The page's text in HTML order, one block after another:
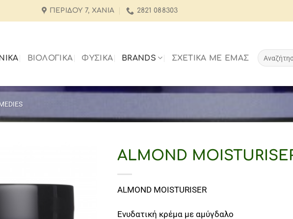
ΠΕΡΊΔΟΥ 7, ΧΑΝΙΆ 2821 088303
ΒΙΟΛΟΓΙΚΑ ΦΥΣΙΚΑ BRANDS ΣΧΕΤΙΚΆ ΜΕ ΕΜΆΣ
Αναζήτηση
για:
ALMOND
ALMOND MOISTURISER
Ενυδατική κρέμα με αμύγδαλο